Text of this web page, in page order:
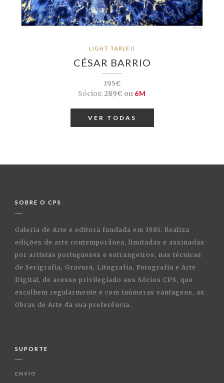
LIGHT TABLE II
CÉSAR BARRIO
395€
Sócios:289€ ou 6M
VER TODAS
SOBRE O CPS
Galeria de Arte e editora fundada em 1985. Realiza
edições de arte contemporânea, limitadas e assinadas
por artistas portugueses e estrangeiros, nas técnicas
de Serigrafia, Gravura, Litografia, Fotografia e Arte
Digital, de acesso privilegiado aos Sócios CPS, que
escolhem regularmente e com inúmeras vantagens, as
Obras de Arte da sua preferência.
SUPORTE
ENVIO